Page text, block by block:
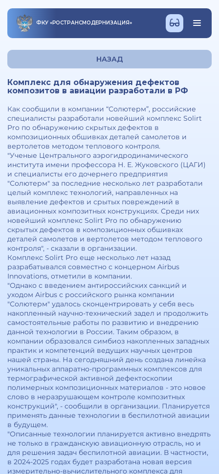
ФКУ «РОСТРАНСМОДЕРНИЗАЦИЯ»
НАЗАД
Комплекс для обнаружения дефектов
композитов в авиации разработали в РФ
Как сообщили в компании “Солютерм”, российские
специалисты разработали новейший комплекс Solirt
Pro по обнаружению скрытых дефектов в
композиционных обшивках деталей самолетов и
вертолетов методом теплового контроля.
"Ученые Центрального аэрогидродинамического
института имени профессора Н. Е. Жуковского (ЦАГИ)
и специалисты его дочернего предприятия
"Солютерм" за последние несколько лет разработали
целый комплекс технологий, направленных на
выявление дефектов и срытых повреждений в
авиационных композитных конструкциях. Среди них
новейший комплекс Solirt Pro по обнаружению
скрытых дефектов в композиционных обшивках
деталей самолетов и вертолетов методом теплового
контроля", - сказали в организации.
Комплекс Solirt Pro еще несколько лет назад
разрабатывался совместно с концерном Airbus
Innovations, отметили в компании.
"Однако с введением антироссийских санкций и
уходом Airbus с российского рынка компании
"Солютерм" удалось сконцентрировать у себя весь
накопленный научно-технический задел и продолжить
самостоятельные работы по развитию и внедрению
данной технологии в России. Таким образом, в
компании образовался симбиоз накопленных западных
практик и компетенций ведущих научных центров
нашей страны. На сегодняшний день создана линейка
уникальных аппаратно-программных комплексов для
термографической активной дефектоскопии
полимерных композиционных материалов - это новое
слово в неразрушающем контроле композитных
конструкций", - сообщили в организации. Планируется
применять данные технологии в беспилотной авиации
в будущем.
"Описанные технологии планируется активно внедрять
не только в гражданскую авиационную отрасль, но и
для решения задач беспилотной авиации. В частности,
в 2024-2025 годах будет разработана новая версия
измерительно-вычислительного комплекса для